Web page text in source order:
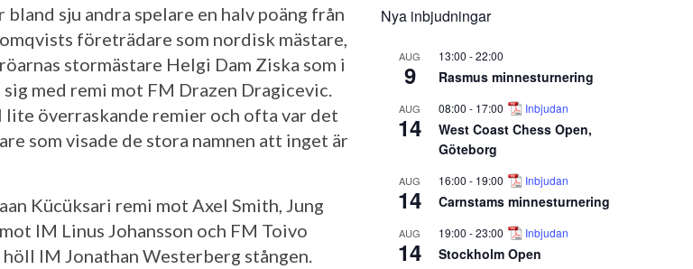
sju andra spelare en halv poäng från
företrädare som nordisk mästare,
stormästare Helgi Dam Ziska som i
med remi mot FM Drazen Dragicevic.
lite överraskande remier och ofta var det
som visade de stora namnen att inget är
Kücüksari remi mot Axel Smith, Jung
IM Linus Johansson och FM Toivo
IM Jonathan Westerberg stången.
Nya inbjudningar
AUG
9
13:00 -22:00
Rasmus minnesturnering
AUG
14
08:00 - 17:00 Inbjudan
West Coast Chess Open,
Göteborg
AUG
14
16:00 - 19:00 Inbjudan
Carnstams minnesturnering
AUG
14
19:00 -23:00 Inbjudan
Stockholm Open